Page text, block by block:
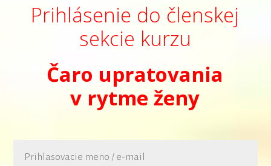
Prihlásenie do členskej
sekcie kurzu
Čaro upratovania
v rytme ženy